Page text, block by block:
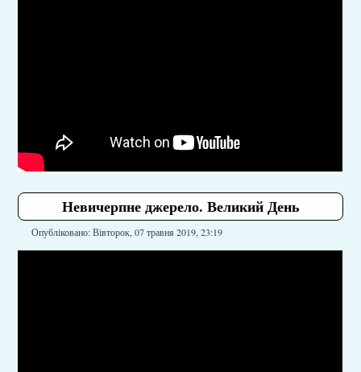
Невичерпне джерело. Великий День
Опубліковано: Вівторок, 07 травня 2019, 23:19